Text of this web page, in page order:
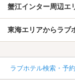
蟹江インター周辺エ
東海エリアからラブ
ラブホテル検索・予